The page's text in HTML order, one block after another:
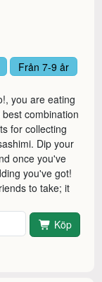
Från 7-9 år
you are eating
combination
for collecting
Dip your
once you've
you've got!
to take; it
Köp